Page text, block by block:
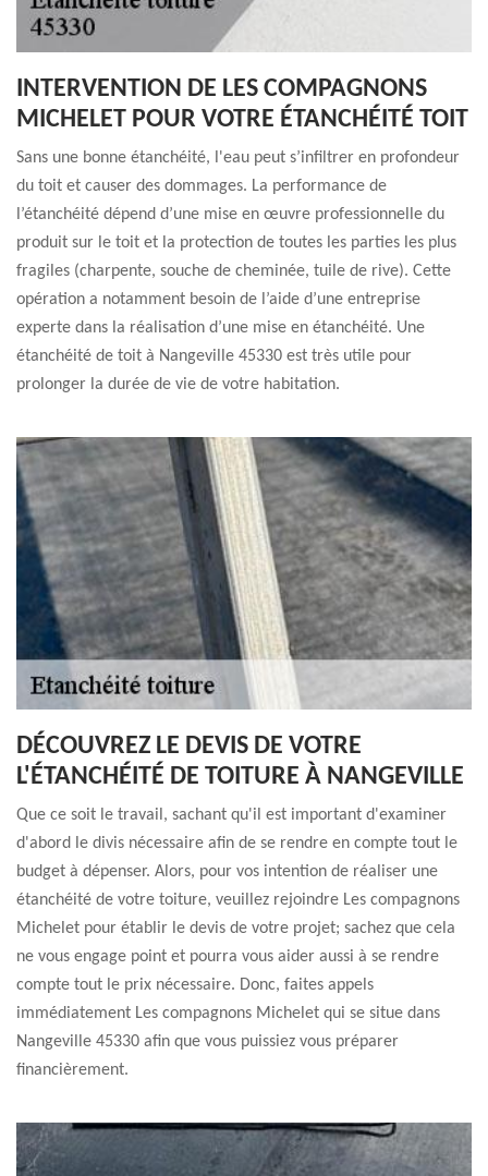
INTERVENTION DE LES COMPAGNONS
MICHELET POUR VOTRE ÉTANCHÉITÉ TOIT
Sans une bonne étanchéité, l'eau peut s’infiltrer en profondeur
du toit et causer des dommages. La performance de
l’étanchéité dépend d’une mise en œuvre professionnelle du
produit sur le toit et la protection de toutes les parties les plus
fragiles (charpente, souche de cheminée, tuile de rive). Cette
opération a notamment besoin de l’aide d’une entreprise
experte dans la réalisation d’une mise en étanchéité. Une
étanchéité de toit à Nangeville 45330 est très utile pour
prolonger la durée de vie de votre habitation.
DÉCOUVREZ LE DEVIS DE VOTRE
L'ÉTANCHÉITÉ DE TOITURE À NANGEVILLE
Que ce soit le travail, sachant qu'il est important d'examiner
d'abord le divis nécessaire afin de se rendre en compte tout le
budget à dépenser. Alors, pour vos intention de réaliser une
étanchéité de votre toiture, veuillez rejoindre Les compagnons
Michelet pour établir le devis de votre projet; sachez que cela
ne vous engage point et pourra vous aider aussi à se rendre
compte tout le prix nécessaire. Donc, faites appels
immédiatement Les compagnons Michelet qui se situe dans
Nangeville 45330 afin que vous puissiez vous préparer
financièrement.